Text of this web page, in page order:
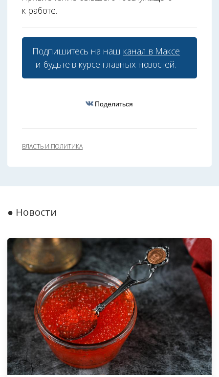
к работе.
Подпишитесь на наш канал в Максе
и будьте в курсе главных новостей.
Поделиться
ВЛАСТЬ И ПОЛИТИКА
● Новости